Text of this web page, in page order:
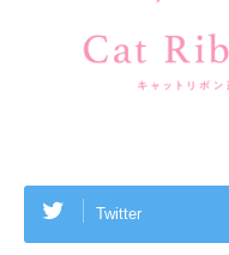
Twitter